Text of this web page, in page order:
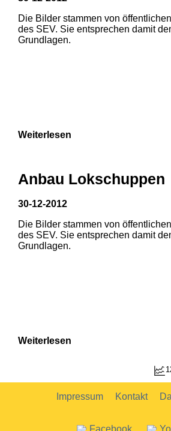
1
1 2
Die Bilder stammen von
des SEV. Sie entsprechen damit
Grundlagen.
Weiterlesen
Anbau Lokschuppen
30-12-2012
Die Bilder stammen von
des SEV. Sie entsprechen damit
Grundlagen.
Weiterlesen
Impressum Kontakt